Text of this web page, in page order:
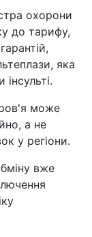
охорони
до тарифу,
яка
може
а не
у регіони.
вже